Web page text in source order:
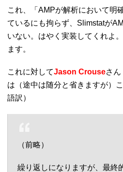
これ、「AMPが解析において明
ているにも拘らず、Slimstatが
いない。はやく実装してくれよ
ます。
これに対してJason Crouseさん
は（途中は随分と省きますが）
語訳）
（前略）
繰り返しになりますが、最終